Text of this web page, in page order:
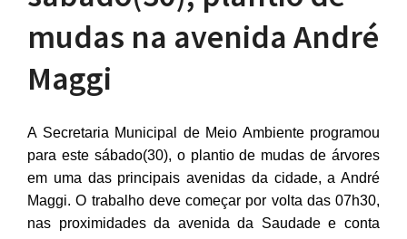
mudas na avenida André
Maggi
A Secretaria Municipal de Meio Ambiente programou
para este sábado(30), o plantio de mudas de árvores
em uma das principais avenidas da cidade, a André
Maggi. O trabalho deve começar por volta das 07h30,
nas proximidades da avenida da Saudade e conta